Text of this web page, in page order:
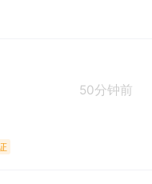
50分钟前